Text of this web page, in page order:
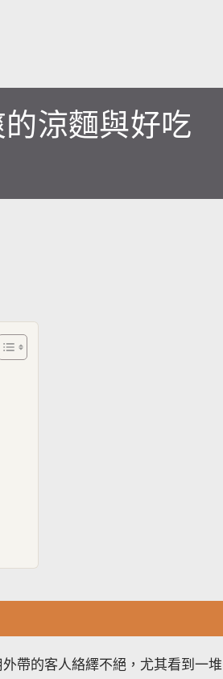
的涼麵與好吃
帶的客人絡繹不絕，尤其看到一堆